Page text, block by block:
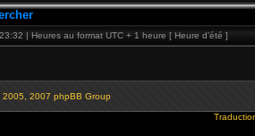
| Heures au format UTC + 1 heure [ Heure d’été ]
2007 phpBB Group